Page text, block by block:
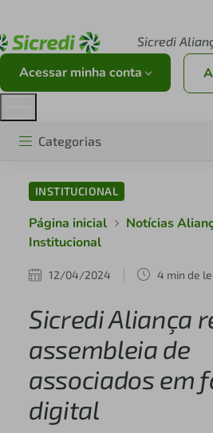
Sicredi
Acessar minha conta
Categorias
INSTITUCIONAL
Página inicial
Notícias
Institucional
12/04/2024 4 min de
Sicredi Aliança
assembleia de
associados em
digital